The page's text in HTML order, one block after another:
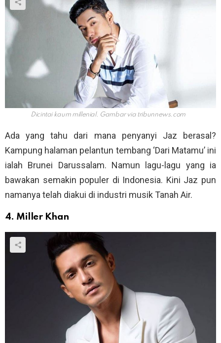
Dicintai kaum millenial. Gambar via tribunnews.com
Ada yang tahu dari mana penyanyi Jaz berasal?
Kampung halaman pelantun tembang ‘Dari Matamu’ ini
ialah Brunei Darussalam. Namun lagu-lagu yang ia
bawakan semakin populer di Indonesia. Kini Jaz pun
namanya telah diakui di industri musik Tanah Air.
4. Miller Khan